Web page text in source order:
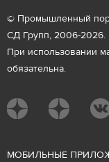
© Промышленный
СД Групп, 2006-2026.
При использовании
обязательна.
МОБИЛЬНЫЕ